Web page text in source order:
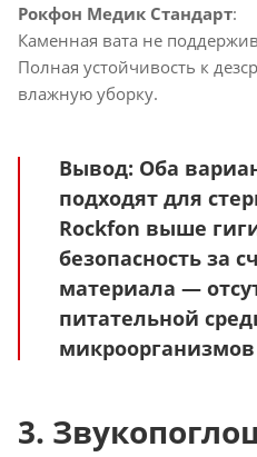
Рокфон Медик Стандарт:
Каменная вата не
Полная устойчивость к
влажную уборку.
Вывод: Оба
подходят для
Rockfon выше
безопасность за
материала —
питательной
микроорганизмов
3.